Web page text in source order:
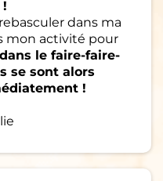
dans ma
mon activité pour
le faire-faire-
se sont alors
!